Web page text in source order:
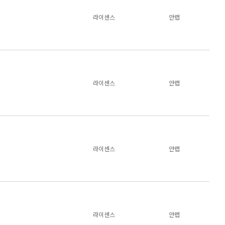
라이센스 안랩
라이센스 안랩
라이센스 안랩
라이센스 안랩